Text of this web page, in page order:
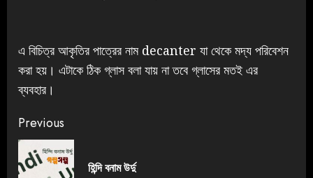
এ বিচিত্র আকৃতির পাত্রের নাম decanter যা থেকে মদ্য পরিবেশন
করা হয়। এটাকে ঠিক গ্লাস বলা যায় না তবে গ্লাসের মতই এর
ব্যবহার।
Previous
হিন্দি বনাম উর্দু